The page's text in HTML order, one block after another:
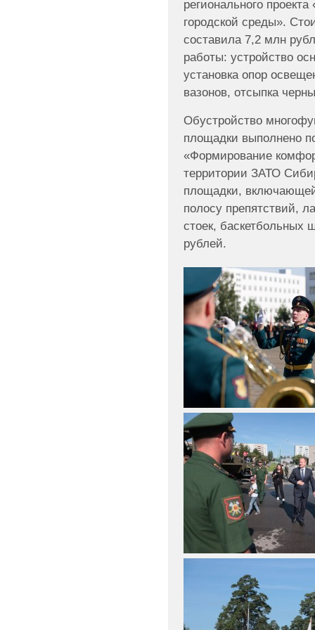
регионального
городской среды».
составила 7,2 млн
работы: устройство
установка опор
вазонов, отсыпка
Обустройство
площадки выполнено
«Формирование
территории ЗАТО
площадки,
полосу препятствий,
стоек, баскетбольных
рублей.